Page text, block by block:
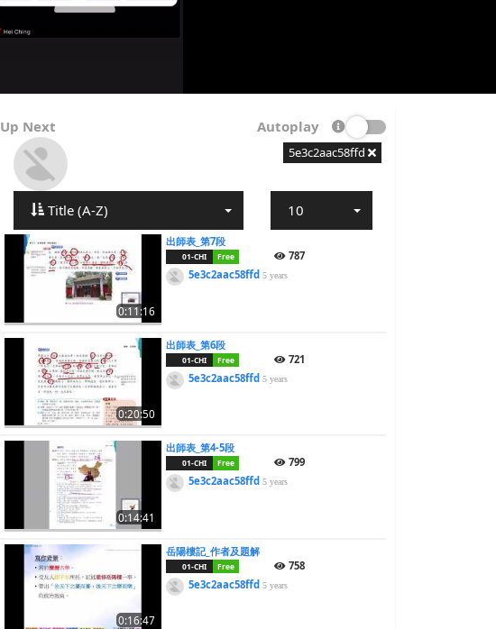
Up Next Autoplay
5e3c2aac58ffd
Title (A-Z) 10
0:11:16
出師表_第7段
01-CHI Free
787
5e3c2aac58ffd5 years
0:20:50
出師表_第6段
01-CHI Free
721
5e3c2aac58ffd5 years
0:14:41
出師表_第4-5段
01-CHI Free
799
5e3c2aac58ffd5 years
0:16:47
岳陽樓記_作者及題解
01-CHI Free
758
5e3c2aac58ffd5 years